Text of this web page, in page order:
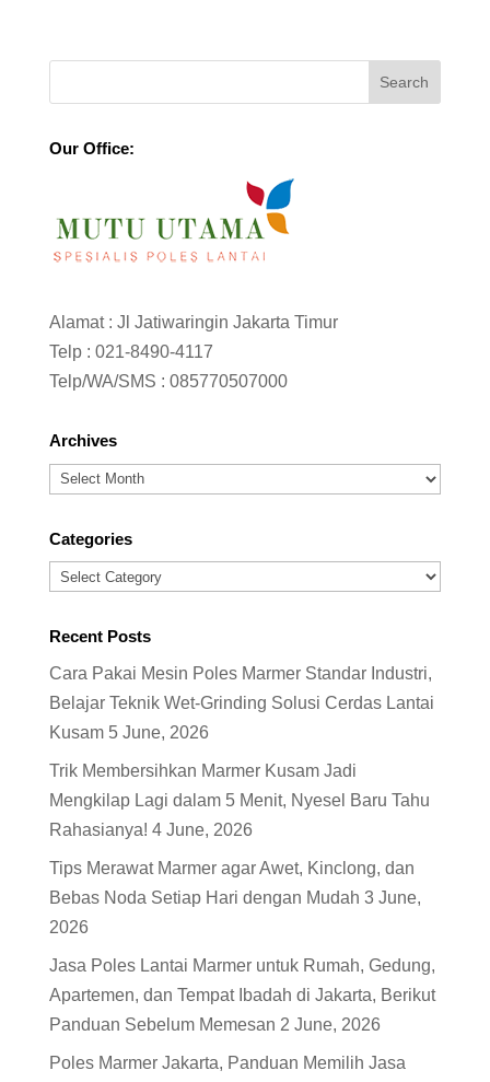
Our Office:
Alamat : Jl Jatiwaringin Jakarta Timur
Telp : 021-8490-4117
Telp/WA/SMS : 085770507000
Archives
Archives
Categories
Categories
Recent Posts
Cara Pakai Mesin Poles Marmer Standar Industri,
Belajar Teknik Wet-Grinding Solusi Cerdas Lantai
Kusam 5 June, 2026
Trik Membersihkan Marmer Kusam Jadi
Mengkilap Lagi dalam 5 Menit, Nyesel Baru Tahu
Rahasianya! 4 June, 2026
Tips Merawat Marmer agar Awet, Kinclong, dan
Bebas Noda Setiap Hari dengan Mudah 3 June,
2026
Jasa Poles Lantai Marmer untuk Rumah, Gedung,
Apartemen, dan Tempat Ibadah di Jakarta, Berikut
Panduan Sebelum Memesan 2 June, 2026
Poles Marmer Jakarta, Panduan Memilih Jasa